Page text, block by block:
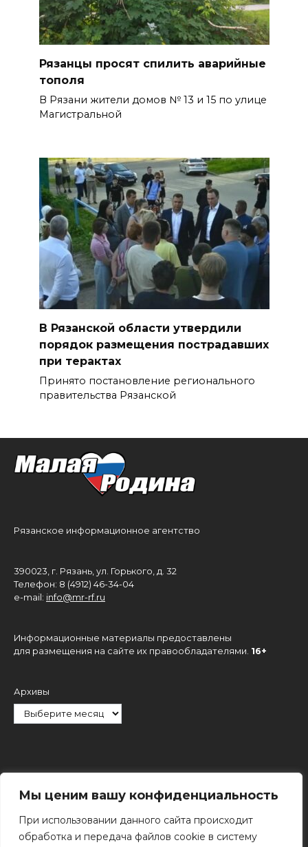
Мы ценим вашу конфиденциальность
При использовании данного сайта происходит
обработка и передача файлов cookie в систему
Рязанцы просят спилить аварийные
тополя
В Рязани жители домов № 13 и 15 по улице
Магистральной
В Рязанской области утвердили
порядок размещения пострадавших
при терактах
Принято постановление регионального
правительства Рязанской
Рязанское информационное агентство
390023, г. Рязань, ул. Горького, д. 32
Телефон: 8 (4912) 46-34-04
e-mail: info@mr-rf.ru
Информационные материалы предоставлены
для размещения на сайте их правообладателями. 16+
Архивы